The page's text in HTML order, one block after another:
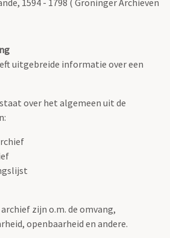
uitgebreide informatie over een
over het algemeen uit de
zijn o.m. de omvang,
openbaarheid en andere.